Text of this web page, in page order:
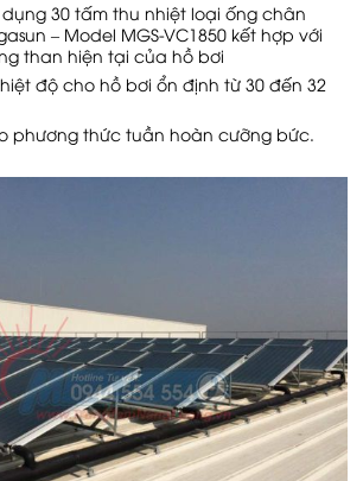
dụng 30 tấm thu nhiệt loại ống chân
– Model MGS-VC1850 kết hợp với
than hiện tại của hồ bơi
độ cho hồ bơi ổn định từ 30 đến 32
phương thức tuần hoàn cưỡng bức.